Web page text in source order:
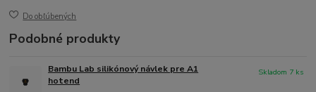
Do obľúbených
Podobné produkty
Bambu Lab silikónový návlek pre A1
hotend
Skladom 7 ks